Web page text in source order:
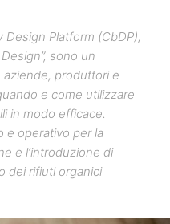
Platform (CbDP),
sono un
produttori e
e come utilizzare
in modo efficace.
e operativo per la
e l’introduzione di
dei rifiuti organici